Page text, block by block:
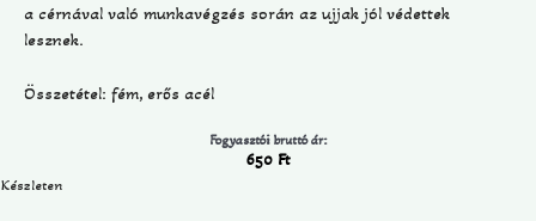
a cérnával való munkavégzés során az ujjak jól védettek
lesznek.
Összetétel: fém, erős acél
Fogyasztói bruttó ár:
650 Ft
Készleten